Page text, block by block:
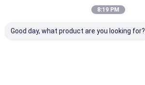
8:19 PM
Good day, what product are you looking for?